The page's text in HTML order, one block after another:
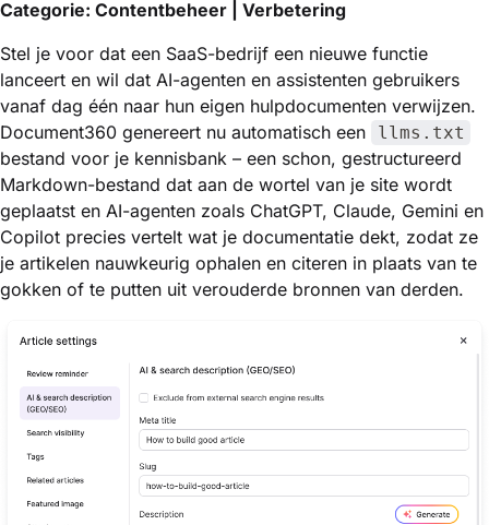
Categorie: Contentbeheer | Verbetering
Stel je voor dat een SaaS-bedrijf een nieuwe functie
lanceert en wil dat AI-agenten en assistenten gebruikers
vanaf dag één naar hun eigen hulpdocumenten verwijzen.
Document360 genereert nu automatisch een
llms.txt
bestand voor je kennisbank – een schon, gestructureerd
Markdown-bestand dat aan de wortel van je site wordt
geplaatst en AI-agenten zoals ChatGPT, Claude, Gemini en
Copilot precies vertelt wat je documentatie dekt, zodat ze
je artikelen nauwkeurig ophalen en citeren in plaats van te
gokken of te putten uit verouderde bronnen van derden.